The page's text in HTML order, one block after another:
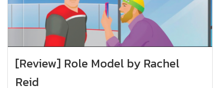
[Review] Role Model by Rachel
Reid